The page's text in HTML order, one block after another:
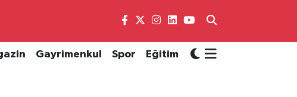
Gayrimenkul Spor Eğitim